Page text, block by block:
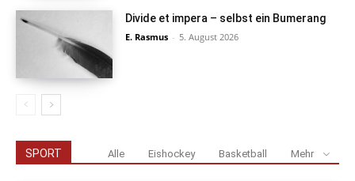
Divide et impera – selbst ein Bumerang
E. Rasmus - 5. August 2026
SPORT Alle Eishockey Basketball Mehr